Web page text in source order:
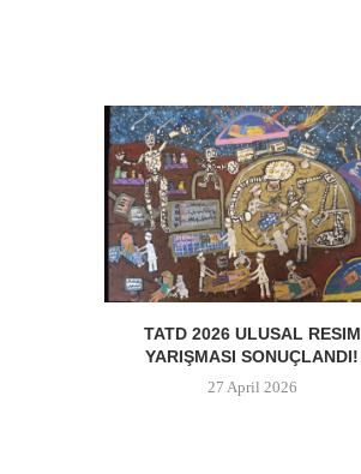
TATD 2026 ULUSAL RESIM
YARIŞMASI SONUÇLANDI!
27 April 2026